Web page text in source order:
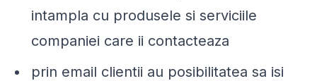
intampla cu produsele si serviciile
companiei care ii contacteaza
prin email clientii au posibilitatea sa isi